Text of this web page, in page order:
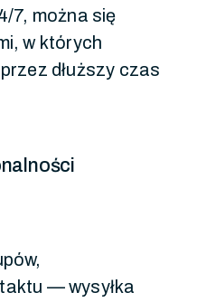
7, można się
w których
dłuższy czas
— wysyłka